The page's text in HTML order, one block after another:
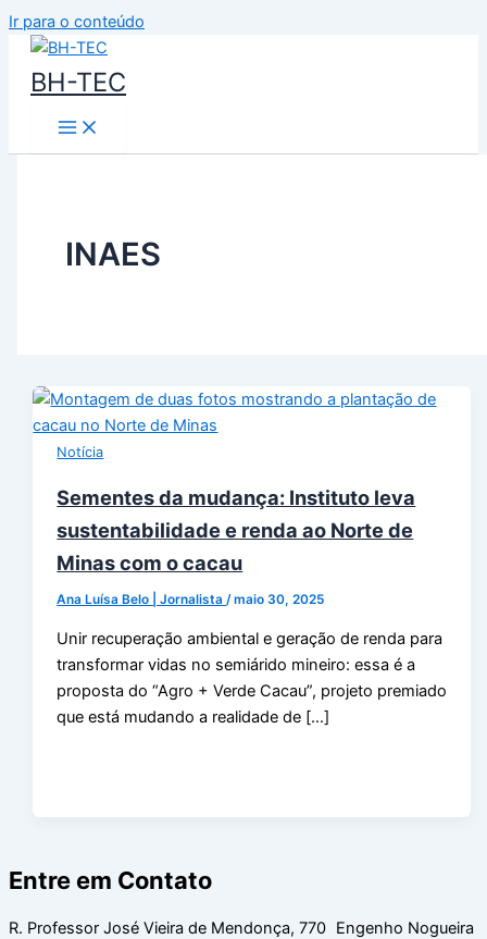
Ir para o conteúdo
BH-TEC
INAES
Notícia
Sementes da mudança: Instituto leva
sustentabilidade e renda ao Norte de
Minas com o cacau
Ana Luísa Belo | Jornalista/maio 30, 2025
Unir recuperação ambiental e geração de renda para
transformar vidas no semiárido mineiro: essa é a
proposta do “Agro + Verde Cacau”, projeto premiado
que está mudando a realidade de […]
Entre em Contato
R. Professor José Vieira de Mendonça, 770 Engenho Nogueira